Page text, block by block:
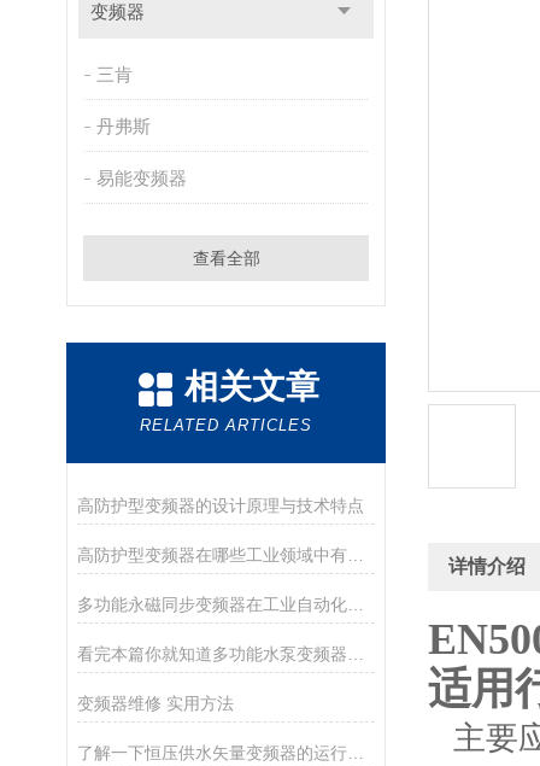
变频器
三肯
丹弗斯
易能变频器
查看全部
相关文章
RELATED ARTICLES
高防护型变频器的设计原理与技术特点
多功能永磁同步变频器在工业自动化中的应用
变频器维修 实用方法
了解一下恒压供水矢量变频器的运行原理吧
详情介绍
适用
主要